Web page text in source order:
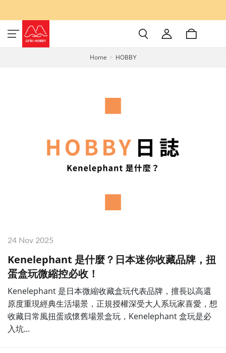
Home HOBBY
24 Nov 2025
Kenelephant 是什麼？日本迷你收藏品牌，扭
蛋盒玩微縮控必收！
Kenelephant 是日本微縮收藏盒玩代表品牌，擅長以高還
原度重現經典生活場景，正規授權深受大人系玩家喜愛，想
收藏日常風扭蛋或懷舊場景盒玩，Kenelephant 盒玩是必
入坑...